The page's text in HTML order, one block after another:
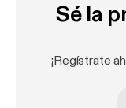
Sé la
¡Regístrate